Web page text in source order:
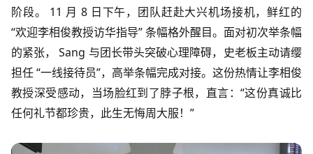
阶段。 11 月 8 日下午，团队赶赴大兴机场接机，鲜红的
“欢迎李相俊教授访华指导” 条幅格外醒目。面对初次举条幅
的紧张， Sang 与团长带头突破心理障碍，史老板主动请缨
担任 “一线接待员”，高举条幅完成对接。这份热情让李相俊
教授深受感动，当场脸红到了脖子根，直言：“这份真诚比
任何礼节都珍贵，此生无悔周大服！”​